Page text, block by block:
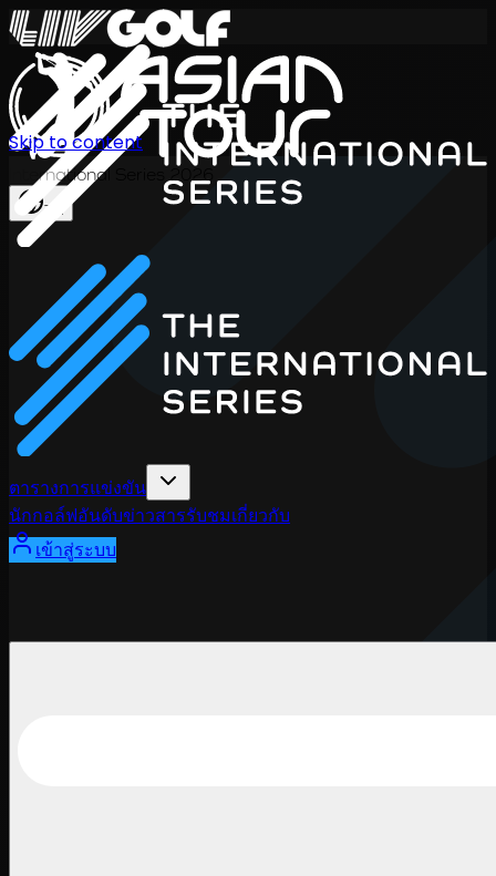
International Series 2026
TH
ตารางการแข่งขัน
นักกอล์ฟอันดับข่าวสารรับชมเกี่ยวกับ
เข้าสู่ระบบ
Skip to content